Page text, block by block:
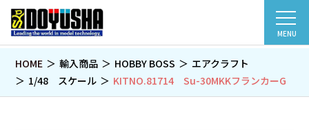
MENU
HOME 輸入商品 HOBBY BOSS
エアクラフト
1/48 スケール
KITNO.81714 Su-30MKKフランカーG